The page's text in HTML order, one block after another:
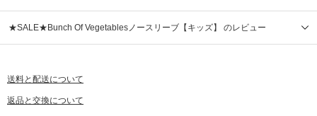
★SALE★Bunch Of Vegetablesノースリーブ【キッズ】 のレビュー
送料と配送について
返品と交換について